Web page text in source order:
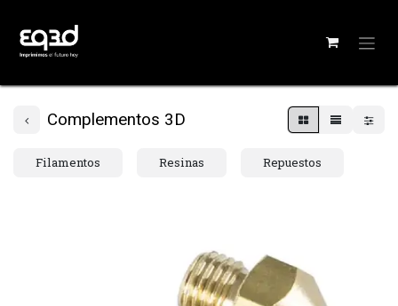
Complementos 3D
Filamentos Resinas Repuestos